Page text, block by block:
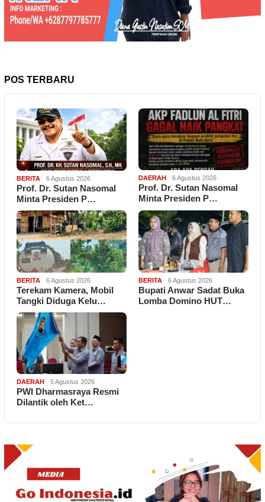
POS TERBARU
BERITA 6 Agustus 2026
Prof. Dr. Sutan Nasomal
Minta Presiden P…
DAERAH 6 Agustus 2026
Prof. Dr. Sutan Nasomal
Minta Presiden P…
BERITA 6 Agustus 2026
Terekam Kamera, Mobil
Tangki Diduga Kelu…
BERITA 6 Agustus 2026
Bupati Anwar Sadat Buka
Lomba Domino HUT…
DAERAH 5 Agustus 2026
PWI Dharmasraya Resmi
Dilantik oleh Ket…